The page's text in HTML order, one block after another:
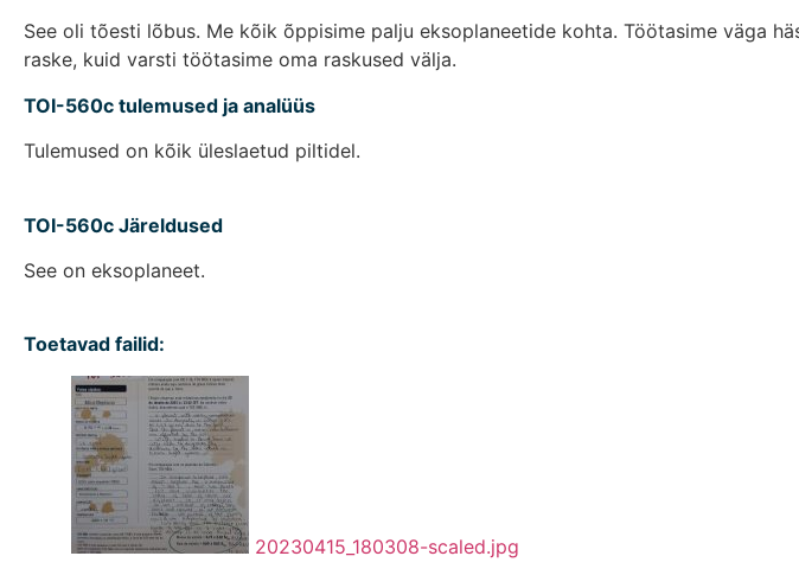
See oli tõesti lõbus. Me kõik õppisime palju eksoplaneetide kohta. Töötasime väga
raske, kuid varsti töötasime oma raskused välja.
TOI-560c tulemused ja analüüs
Tulemused on kõik üleslaetud piltidel.
TOI-560c Järeldused
See on eksoplaneet.
Toetavad failid:
20230415_180308-scaled.jpg